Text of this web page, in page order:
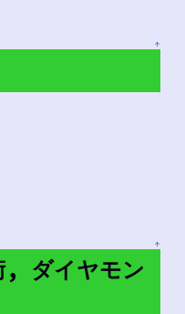
↑
↑
, ダイヤモン